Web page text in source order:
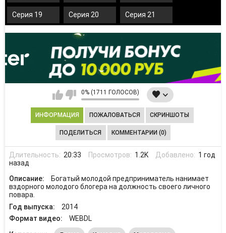
Серия 19 Серия 20 Серия 21
0% (1711 ГОЛОСОВ)
ИНФОРМАЦИЯ ПОЖАЛОВАТЬСЯ СКРИНШОТЫ
ПОДЕЛИТЬСЯ КОММЕНТАРИИ (0)
Длительность: 20:33 Просмотров: 1.2K Добавлено: 1 год
назад
Описание:
Богатый молодой предприниматель нанимает
вздорного молодого блогера на должность своего личного
повара.
Год выпуска:
2014
Формат видео:
WEBDL